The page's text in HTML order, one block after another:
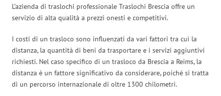
L’azienda di traslochi professionale Traslochi Brescia offre un
servizio di alta qualità a prezzi onesti e competitivi.
I costi di un trasloco sono influenzati da vari fattori tra cui la
distanza, la quantità di beni da trasportare e i servizi aggiuntivi
richiesti. Nel caso specifico di un trasloco da Brescia a Reims, la
distanza è un fattore significativo da considerare, poiché si tratta
di un percorso internazionale di oltre 1300 chilometri.